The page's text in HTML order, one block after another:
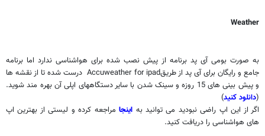
Weather
به صورت بومی آی پد برنامه از پیش نصب شده برای هواشناسی ندارد اما برنامه
جامع و رایگان برای آی پد از طریقAccuweather for ipad درست شده تا از نقشه ها
و پیش بینی های 15 روزه و سینک شدن با سایر دستگاههای اپلی آن بهره مند شوید.
(دانلود کنید)
اگر از این اپ راضی نبودید می توانید به اینجامراجعه کرده و لیستی از بهترین اپ
های هواشناسی را دریافت کنید.